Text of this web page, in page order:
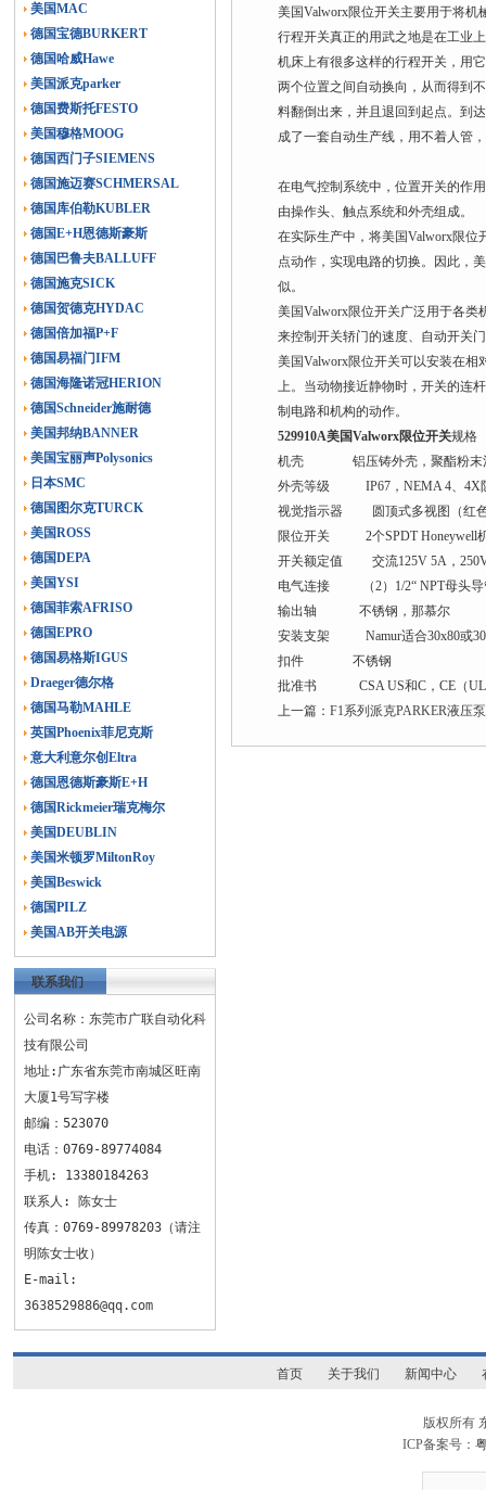
美国MAC
德国宝德BURKERT
德国哈威Hawe
美国派克parker
德国费斯托FESTO
美国穆格MOOG
德国西门子SIEMENS
德国施迈赛SCHMERSAL
德国库伯勒KUBLER
德国E+H恩德斯豪斯
德国巴鲁夫BALLUFF
德国施克SICK
德国贺德克HYDAC
德国倍加福P+F
德国易福门IFM
德国海隆诺冠HERION
德国Schneider施耐德
美国邦纳BANNER
美国宝丽声Polysonics
日本SMC
德国图尔克TURCK
美国ROSS
德国DEPA
美国YSI
德国菲索AFRISO
德国EPRO
德国易格斯IGUS
Draeger德尔格
德国马勒MAHLE
英国Phoenix菲尼克斯
意大利意尔创Eltra
德国恩德斯豪斯E+H
德国Rickmeier瑞克梅尔
美国DEUBLIN
美国米顿罗MiltonRoy
美国Beswick
德国PILZ
美国AB开关电源
联系我们
公司名称：东莞市广联自动化科
技有限公司
地址:广东省东莞市南城区旺南
大厦1号写字楼
邮编：523070
电话：0769-89774084
手机: 13380184263
联系人: 陈女士
传真：0769-89978203（请注
明陈女士收）
E-mail:
3638529886@qq.com
美国Valworx限位开关主要用于将
行程开关真正的用武之地是在工业
机床上有很多这样的行程开关，用
两个位置之间自动换向，从而得到
料翻倒出来，并且退回到起点。到
成了一套自动生产线，用不着人管
在电气控制系统中，位置开关的作
由操作头、触点系统和外壳组成。
在实际生产中，将美国Valworx限
点动作，实现电路的切换。因此，
似。
美国Valworx限位开关广泛用于各
来控制开关轿门的速度、自动开关
美国Valworx限位开关可以安装在
上。当动物接近静物时，开关的连
制电路和机构的动作。
529910A美国Valworx限位开关规格
机壳 铝压铸外壳，聚酯粉末
外壳等级 IP67，NEMA 4、4X
视觉指示器 圆顶式多视图（红色
限位开关 2个SPDT Honeywell
开关额定值 交流125V 5A，250V
电气连接 （2）1/2“ NPT母头导
输出轴 不锈钢，那慕尔
安装支架 Namur适合30x80或
扣件 不锈钢
批准书 CSA US和C，CE（UL
上一篇：F1系列派克PARKER液压
首页 关于我们 新闻中心
版权所有
ICP备案号：